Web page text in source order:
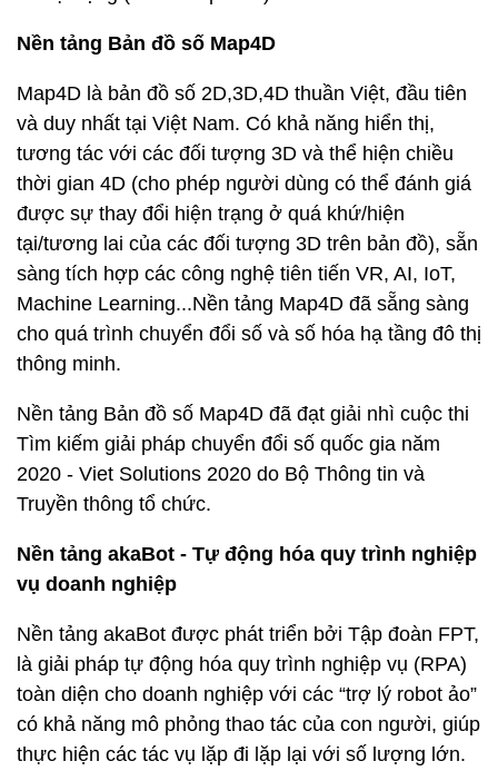
Nền tảng Bản đồ số Map4D
Map4D là bản đồ số 2D,3D,4D thuần Việt, đầu tiên
và duy nhất tại Việt Nam. Có khả năng hiển thị,
tương tác với các đối tượng 3D và thể hiện chiều
thời gian 4D (cho phép người dùng có thể đánh giá
được sự thay đổi hiện trạng ở quá khứ/hiện
tại/tương lai của các đối tượng 3D trên bản đồ), sẵn
sàng tích hợp các công nghệ tiên tiến VR, AI, IoT,
Machine Learning...Nền tảng Map4D đã sẵng sàng
cho quá trình chuyển đổi số và số hóa hạ tầng đô thị
thông minh.
Nền tảng Bản đồ số Map4D đã đạt giải nhì cuộc thi
Tìm kiếm giải pháp chuyển đổi số quốc gia năm
2020 - Viet Solutions 2020 do Bộ Thông tin và
Truyền thông tổ chức.
Nền tảng akaBot - Tự động hóa quy trình nghiệp
vụ doanh nghiệp
Nền tảng akaBot được phát triển bởi Tập đoàn FPT,
là giải pháp tự động hóa quy trình nghiệp vụ (RPA)
toàn diện cho doanh nghiệp với các “trợ lý robot ảo”
có khả năng mô phỏng thao tác của con người, giúp
thực hiện các tác vụ lặp đi lặp lại với số lượng lớn.